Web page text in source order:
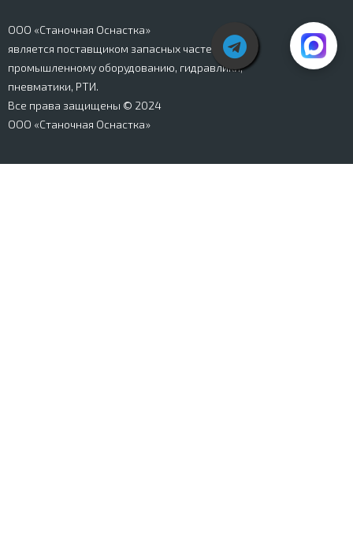
ООО «Станочная Оснастка»
является поставщиком запасных частей к
промышленному оборудованию, гидравлики,
пневматики, РТИ.
Все права защищены © 2024
ООО «Станочная Оснастка»